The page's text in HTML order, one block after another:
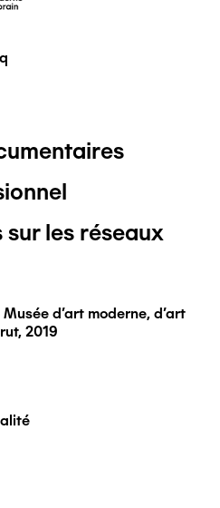
sur les réseaux
d'art moderne, d'art
2019